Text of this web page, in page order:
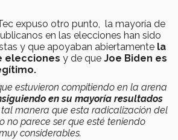
expuso otro punto, la mayoría de
en las elecciones han sido
y que apoyaban abiertamente la
elecciones y de que Joe Biden es
estuvieron compitiendo en la arena
en su mayoría resultados
tal manera que esta radicalización del
no parece ser que esté teniendo
considerables.